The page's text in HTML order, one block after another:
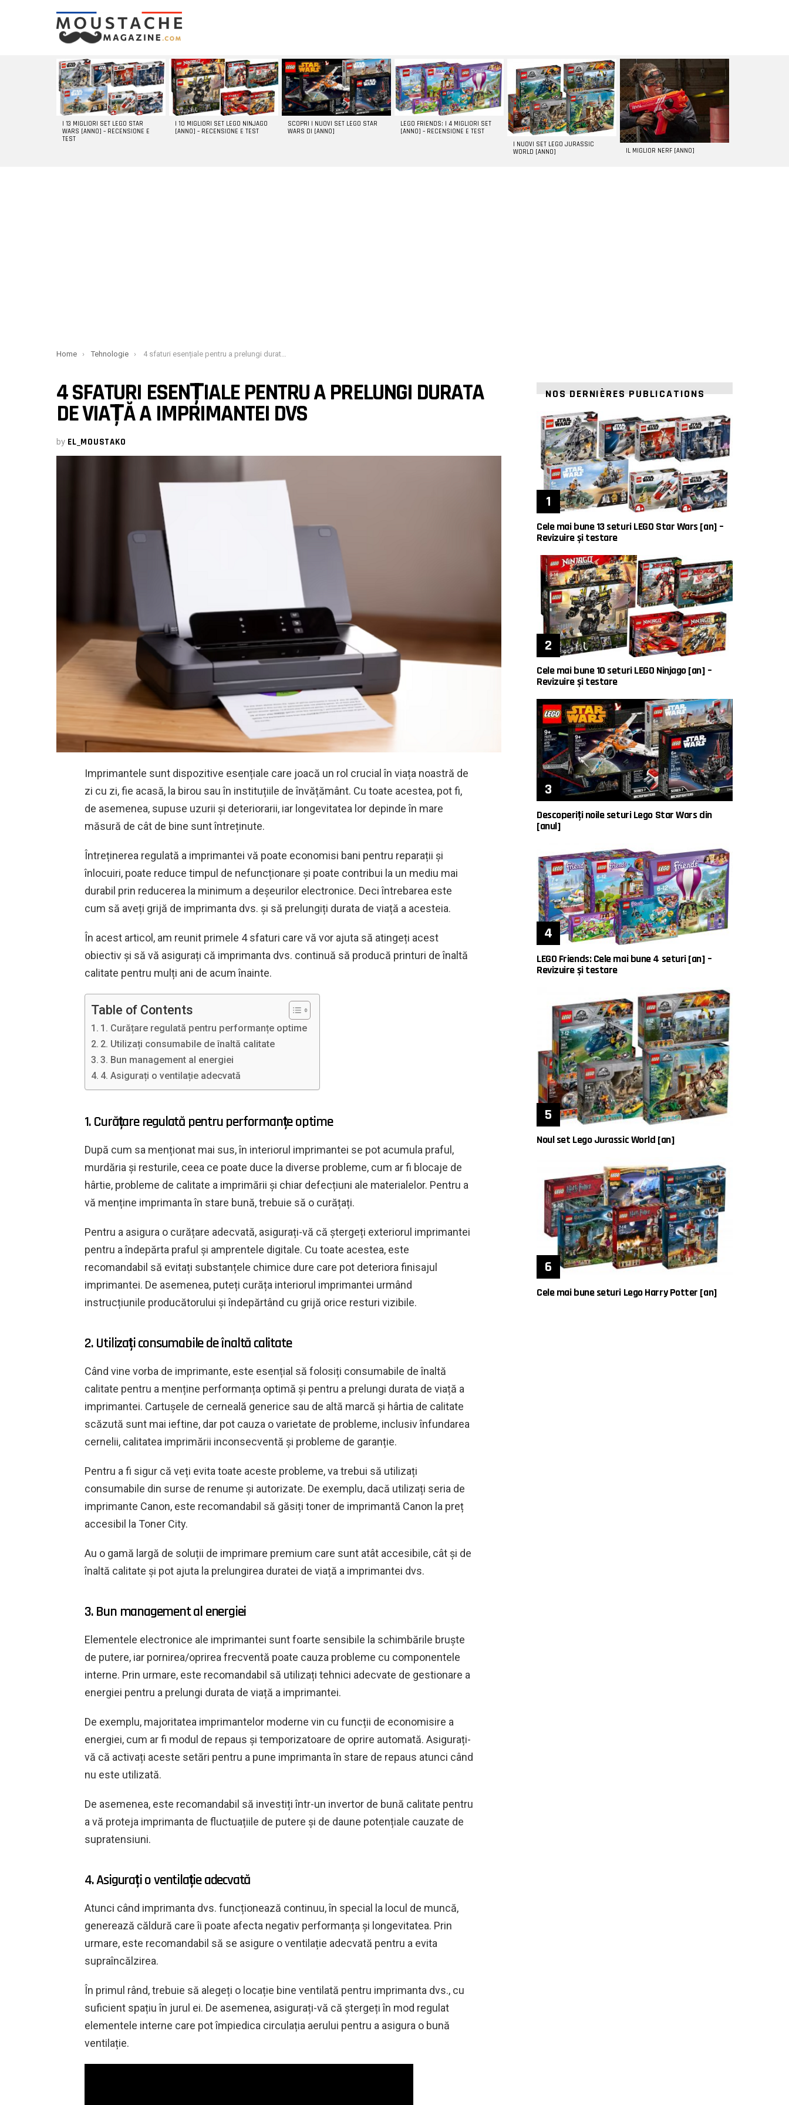
LATEST
STORIES
I 13 MIGLIORI SET LEGO STAR
WARS [ANNO] – RECENSIONE E
TEST
I 10 MIGLIORI SET LEGO NINJAGO
[ANNO] – RECENSIONE E TEST
SCOPRI I NUOVI SET LEGO STAR
WARS DI [ANNO]
LEGO FRIENDS: I 4 MIGLIORI SET
[ANNO] – RECENSIONE E TEST
I NUOVI SET LEGO JURASSIC
WORLD [ANNO]
IL MIGLIOR NERF [ANNO]
You are here:
Home Tehnologie 4 sfaturi esențiale pentru a prelungi durata de viață a imprimantei dvs
4 SFATURI ESENȚIALE PENTRU A PRELUNGI DURATA
DE VIAȚĂ A IMPRIMANTEI DVS
by EL_MOUSTAKO
Imprimantele sunt dispozitive esențiale care joacă un rol crucial în viața noastră de
zi cu zi, fie acasă, la birou sau în instituțiile de învățământ. Cu toate acestea, pot fi,
de asemenea, supuse uzurii și deteriorarii, iar longevitatea lor depinde în mare
măsură de cât de bine sunt întreținute.
Întreținerea regulată a imprimantei vă poate economisi bani pentru reparații și
înlocuiri, poate reduce timpul de nefuncționare și poate contribui la un mediu mai
durabil prin reducerea la minimum a deșeurilor electronice. Deci întrebarea este
cum să aveți grijă de imprimanta dvs. și să prelungiți durata de viață a acesteia.
În acest articol, am reunit primele 4 sfaturi care vă vor ajuta să atingeți acest
obiectiv și să vă asigurați că imprimanta dvs. continuă să producă printuri de înaltă
calitate pentru mulți ani de acum înainte.
Table of Contents
1. Curățare regulată pentru performanțe optime
2. Utilizați consumabile de înaltă calitate
3. Bun management al energiei
4. Asigurați o ventilație adecvată
1. Curățare regulată pentru performanțe optime
După cum sa menționat mai sus, în interiorul imprimantei se pot acumula praful,
murdăria și resturile, ceea ce poate duce la diverse probleme, cum ar fi blocaje de
hârtie, probleme de calitate a imprimării și chiar defecțiuni ale materialelor. Pentru a
vă menține imprimanta în stare bună, trebuie să o curățați.
Pentru a asigura o curățare adecvată, asigurați-vă că ștergeți exteriorul imprimantei
pentru a îndepărta praful și amprentele digitale. Cu toate acestea, este
recomandabil să evitați substanțele chimice dure care pot deteriora finisajul
imprimantei. De asemenea, puteți curăța interiorul imprimantei urmând
instrucțiunile producătorului și îndepărtând cu grijă orice resturi vizibile.
2. Utilizați consumabile de înaltă calitate
Când vine vorba de imprimante, este esențial să folosiți consumabile de înaltă
calitate pentru a menține performanța optimă și pentru a prelungi durata de viață a
imprimantei. Cartușele de cerneală generice sau de altă marcă și hârtia de calitate
scăzută sunt mai ieftine, dar pot cauza o varietate de probleme, inclusiv înfundarea
cernelii, calitatea imprimării inconsecventă și probleme de garanție.
Pentru a fi sigur că veți evita toate aceste probleme, va trebui să utilizați
consumabile din surse de renume și autorizate. De exemplu, dacă utilizați seria de
imprimante Canon, este recomandabil să găsiți toner de imprimantă Canon la preț
accesibil la Toner City.
Au o gamă largă de soluții de imprimare premium care sunt atât accesibile, cât și de
înaltă calitate și pot ajuta la prelungirea duratei de viață a imprimantei dvs.
3. Bun management al energiei
Elementele electronice ale imprimantei sunt foarte sensibile la schimbările bruște
de putere, iar pornirea/oprirea frecventă poate cauza probleme cu componentele
interne. Prin urmare, este recomandabil să utilizați tehnici adecvate de gestionare a
energiei pentru a prelungi durata de viață a imprimantei.
De exemplu, majoritatea imprimantelor moderne vin cu funcții de economisire a
energiei, cum ar fi modul de repaus și temporizatoare de oprire automată. Asigurați-
vă că activați aceste setări pentru a pune imprimanta în stare de repaus atunci când
nu este utilizată.
De asemenea, este recomandabil să investiți într-un invertor de bună calitate pentru
a vă proteja imprimanta de fluctuațiile de putere și de daune potențiale cauzate de
supratensiuni.
4. Asigurați o ventilație adecvată
Atunci când imprimanta dvs. funcționează continuu, în special la locul de muncă,
generează căldură care îi poate afecta negativ performanța și longevitatea. Prin
urmare, este recomandabil să se asigure o ventilație adecvată pentru a evita
supraîncălzirea.
În primul rând, trebuie să alegeți o locație bine ventilată pentru imprimanta dvs., cu
suficient spațiu în jurul ei. De asemenea, asigurați-vă că ștergeți în mod regulat
elementele interne care pot împiedica circulația aerului pentru a asigura o bună
ventilație.
NOS DERNIÈRES PUBLICATIONS
Cele mai bune 13 seturi LEGO Star Wars [an] –
Revizuire și testare
Cele mai bune 10 seturi LEGO Ninjago [an] –
Revizuire și testare
Descoperiți noile seturi Lego Star Wars din
[anul]
LEGO Friends: Cele mai bune 4 seturi [an] –
Revizuire și testare
Noul set Lego Jurassic World [an]
Cele mai bune seturi Lego Harry Potter [an]